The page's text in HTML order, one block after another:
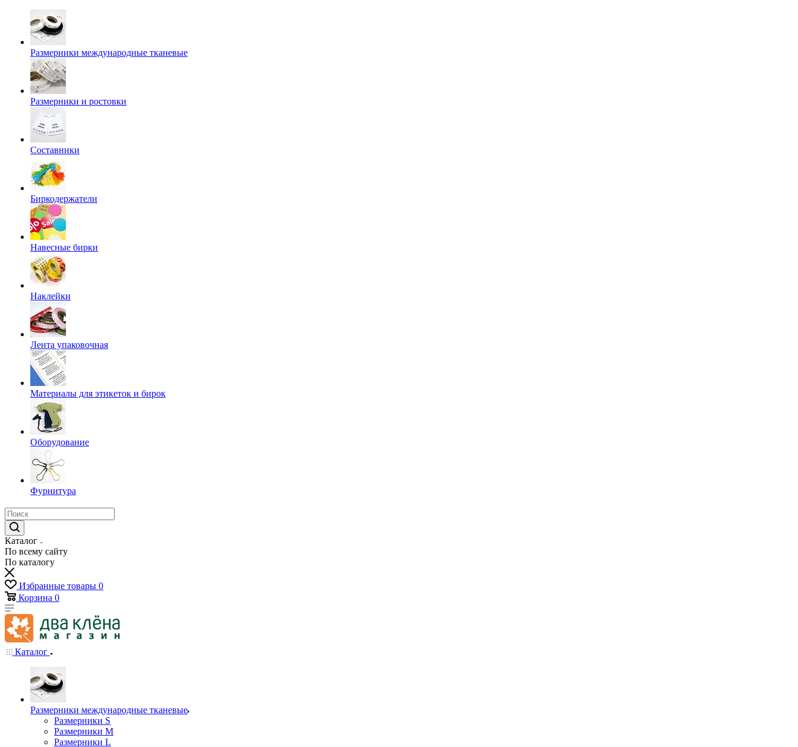
Размерники международные тканевые
Размерники и ростовки
Составники
Биркодержатели
Навесные бирки
Наклейки
Лента упаковочная
Материалы для этикеток и бирок
Оборудование
Фурнитура
Каталог
По всему сайту
По каталогу
Избранные товары 0
Корзина 0
Каталог
Размерники международные тканевые
Размерники S
Размерники M
Размерники L